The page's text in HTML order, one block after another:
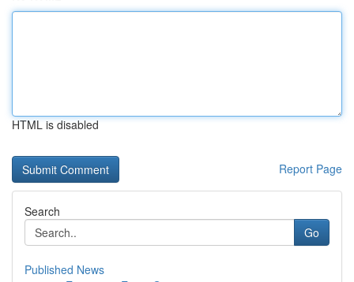
HTML is disabled
Report Page
Search
Go
Published News